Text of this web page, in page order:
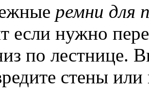
ремни для
если нужно
по лестнице.
стены или